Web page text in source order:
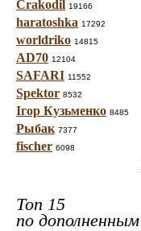
Crakodil 19166
haratoshka 17292
worldriko 14815
AD70 12104
SAFARI 11552
Spektor 8532
Ігор Кузьменко 8485
Рыбак 7377
fischer 6098
Топ 15
по